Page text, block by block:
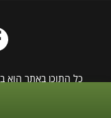
כל התוכן באתר הוא
כלשהי, לקחת בחשבון